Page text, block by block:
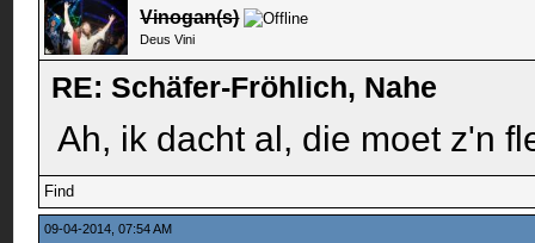
Vinogan(s)
Deus Vini
RE: Schäfer-Fröhlich, Nahe
Ah, ik dacht al, die moet z'n
Find
09-04-2014, 07:54 AM